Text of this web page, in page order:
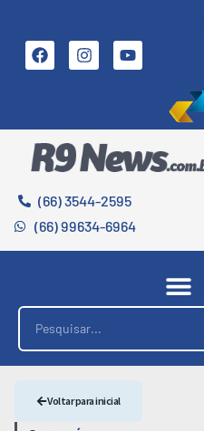
(66) 3544-2595
(66) 99634-6964
Voltar para inicial